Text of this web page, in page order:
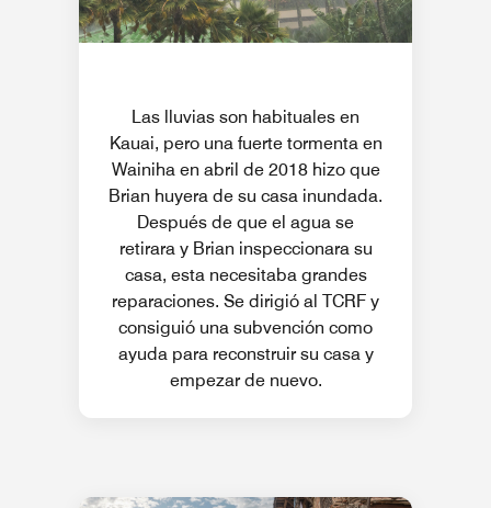
Las lluvias son habituales en
Kauai, pero una fuerte tormenta en
Wainiha en abril de 2018 hizo que
Brian huyera de su casa inundada.
Después de que el agua se
retirara y Brian inspeccionara su
casa, esta necesitaba grandes
reparaciones. Se dirigió al TCRF y
consiguió una subvención como
ayuda para reconstruir su casa y
empezar de nuevo.